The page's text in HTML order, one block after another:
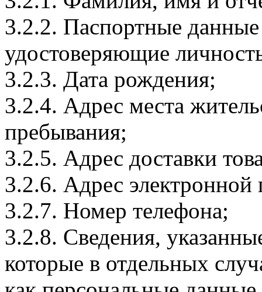
3.2.2. Паспортные
удостоверяющие
3.2.3. Дата рождения;
3.2.4. Адрес места
пребывания;
3.2.5. Адрес доставки
3.2.6. Адрес электронной
3.2.7. Номер телефона;
3.2.8. Сведения,
которые в отдельных